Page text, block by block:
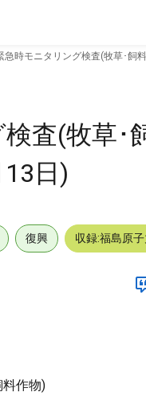
急時モニタリング検査(牧草･飼
査(牧草･
日)
復興 収録:福島原
料作物)